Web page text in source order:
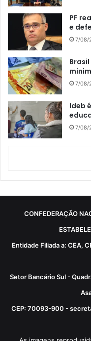
PF
e
7/08/
7/08/
Ideb
7/08/
CONFEDERAÇÃO
Entidade Filiada a: CEA,
Setor Bancário Sul -
CEP: 70093-900 -